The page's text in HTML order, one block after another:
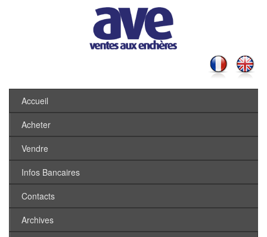
Accueil
Acheter
Vendre
Infos Bancaires
Contacts
Archives